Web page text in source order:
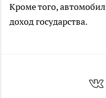
Кроме того,
доход государства.